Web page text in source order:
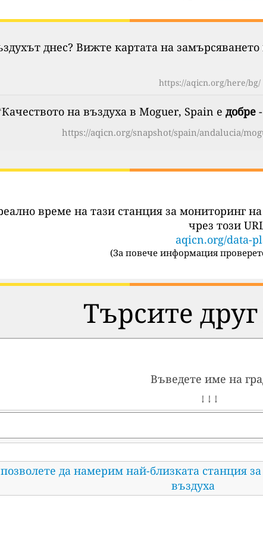
днес? Вижте картата на
https://aqicn.org/here/bg/
Качеството на въздуха в Moguer, Spain е добре
https://aqicn.org/snapshot/spain/andalucia/
време на тази станция за мониторинг
чрез този
aqicn.org/data-
(За повече информация
Търсите друг
Въведете име на
↓ ↓ ↓
да намерим най-близката станция
въздуха